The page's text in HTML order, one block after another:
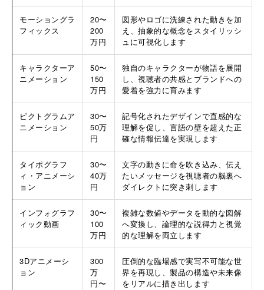
モーショングラ
フィックス
20〜
200
万円
図形やロゴに洗練された動きを加
え、抽象的な概念をスタイリッシ
ュに可視化します
キャラクターア
ニメーション
50〜
150
万円
独自のキャラクターが物語を展開
し、視聴者の共感とブランドへの
愛着を強力に育みます
ピクトグラムア
ニメーション
30〜
50万
円
記号化されたデザインで直感的な
理解を促し、言語の壁を超えた正
確な情報伝達を実現します
タイポグラフ
ィ・アニメーシ
ョン
30〜
40万
円
文字の動きに命を吹き込み、伝え
たいメッセージを視聴者の脳裏へ
ダイレクトに突き刺します
インフォグラフ
ィック動画
30〜
100
万円
複雑な数値やデータを動的な図解
へ変換し、論理的な説得力と視覚
的な理解を両立します
3Dアニメーシ
ョン
300
万
円〜
圧倒的な臨場感で実写不可能な世
界を再現し、製品の構造や未来像
をリアルに描き出します